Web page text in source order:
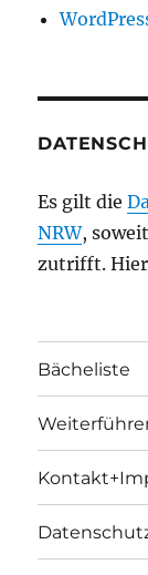
Es gilt die
NRW,
zutrifft. Hier
Bächeliste